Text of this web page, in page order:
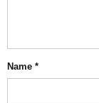
Name *